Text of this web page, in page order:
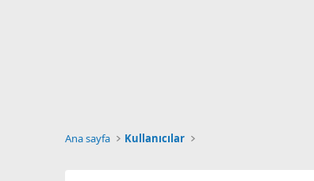
Ana sayfa Kullanıcılar